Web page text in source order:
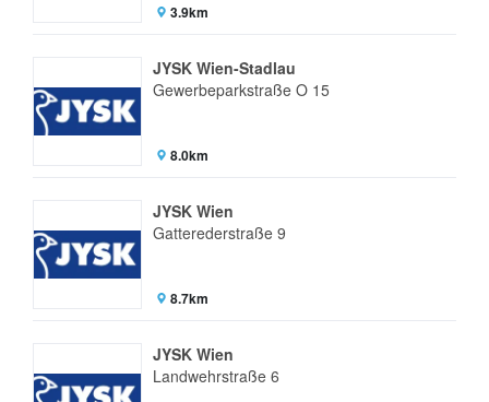
3.9km
JYSK Wien-Stadlau
Gewerbeparkstraße O 15
8.0km
JYSK Wien
Gatterederstraße 9
8.7km
JYSK Wien
Landwehrstraße 6